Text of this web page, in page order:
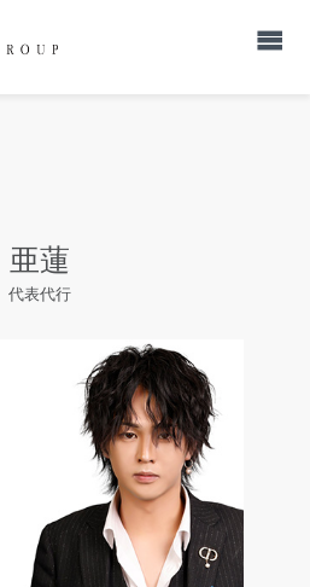
亜蓮
代表代行